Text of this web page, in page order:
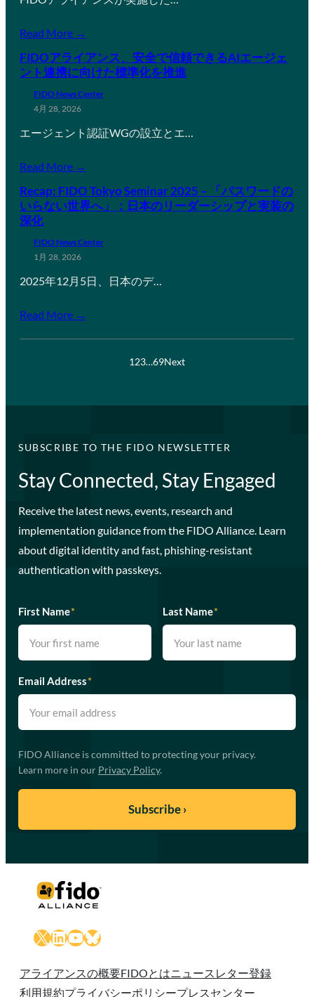
Read More →
FIDOアライアンス、安全で信頼できるAIエージェ
ント連携に向けた標準化を推進
FIDO News Center
4月 28, 2026
エージェント認証WGの設立とエ…
Read More →
Recap: FIDO Tokyo Seminar 2025 – 「パスワードの
いらない世界へ」：日本のリーダーシップと実装の
深化
FIDO News Center
1月 28, 2026
2025年12月5日、日本のデ…
Read More →
123…69Next
SUBSCRIBE TO THE FIDO NEWSLETTER
Stay Connected, Stay Engaged
Receive the latest news, events, research and
implementation guidance from the FIDO Alliance. Learn
about digital identity and fast, phishing-resistant
authentication with passkeys.
First Name* Last Name*
Email Address*
FIDO Alliance is committed to protecting your privacy.
Learn more in our Privacy Policy.
X LinkedIn
YouTube
Bluesky
アライアンスの概要FIDOとは ニュースレター登録
利用規約プライバシーポリシープレスセンター